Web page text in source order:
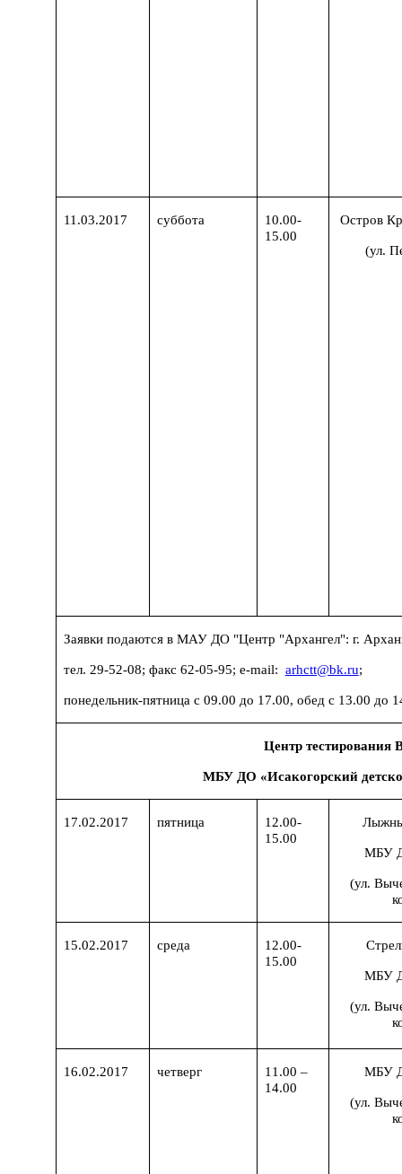
11.03.2017 суббота
10.00-
15.00
Остров
(ул.
Заявки подаются в МАУ ДО "Центр "Архангел": г.
тел. 29-52-08; факс 62-05-95; e-mail: arhctt@bk.ru;
понедельник-пятница с 09.00 до 17.00, обед с 13.00 до
Центр
МБУ ДО «Исакогорский
17.02.2017 пятница
12.00-
15.00
МБУ
(ул.
15.02.2017 среда
12.00-
15.00
МБУ
(ул.
16.02.2017 четверг
11.00 –
14.00
МБУ
(ул.